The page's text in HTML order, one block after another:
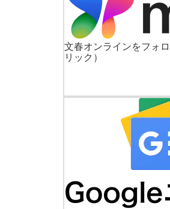
文春オンラインをフォ
リック）